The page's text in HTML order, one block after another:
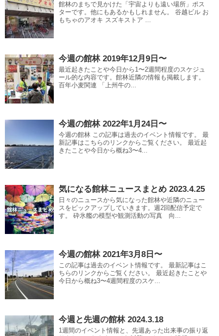
館林のまちで見かけた「宇宙よりも遠い場所」ポス
ターです。他にもあるかもしれません。 谷越ビル お
もちゃのアオキ スズキストア ...
今週の館林 2019年12月9日〜
最近起きたことや今日から1〜2週間程度のスケジュ
ール的な内容です。館林近隣の情報も掲載します。
百年小麦関連 「上州牛の...
今週の館林 2022年1月24日〜
今週の館林 この記事は過去のイベント情報です。 最
新記事はこちらのリンクからご覧ください。 最近起
きたことや今日から概ね3〜4...
気になる館林ニュースまとめ 2023.4.25
日々のニュースから気になった館林や近隣のニュー
スをピックアップしていきます。週2回配信予定で
す。 砕氷艦の模型や観測活動の写真 向...
今週の館林 2021年3月8日〜
この記事は過去のイベント情報です。 最新記事はこ
ちらのリンクからご覧ください。 最近起きたことや
今日から概ね3〜4週間程度のスケ...
今週と先週の館林 2024.3.18
1週間のイベント情報と、先週あった出来事の振り返